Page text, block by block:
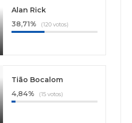
Alan Rick
38,71%
(120 votos)
Tião Bocalom
4,84%
(15 votos)